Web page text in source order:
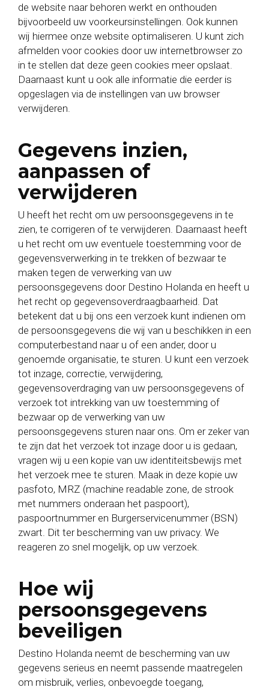
de website naar behoren werkt en onthouden
bijvoorbeeld uw voorkeursinstellingen. Ook kunnen
wij hiermee onze website optimaliseren. U kunt zich
afmelden voor cookies door uw internetbrowser zo
in te stellen dat deze geen cookies meer opslaat.
Daarnaast kunt u ook alle informatie die eerder is
opgeslagen via de instellingen van uw browser
verwijderen.
Gegevens inzien,
aanpassen of
verwijderen
U heeft het recht om uw persoonsgegevens in te
zien, te corrigeren of te verwijderen. Daarnaast heeft
u het recht om uw eventuele toestemming voor de
gegevensverwerking in te trekken of bezwaar te
maken tegen de verwerking van uw
persoonsgegevens door Destino Holanda en heeft u
het recht op gegevensoverdraagbaarheid. Dat
betekent dat u bij ons een verzoek kunt indienen om
de persoonsgegevens die wij van u beschikken in een
computerbestand naar u of een ander, door u
genoemde organisatie, te sturen. U kunt een verzoek
tot inzage, correctie, verwijdering,
gegevensoverdraging van uw persoonsgegevens of
verzoek tot intrekking van uw toestemming of
bezwaar op de verwerking van uw
persoonsgegevens sturen naar ons. Om er zeker van
te zijn dat het verzoek tot inzage door u is gedaan,
vragen wij u een kopie van uw identiteitsbewijs met
het verzoek mee te sturen. Maak in deze kopie uw
pasfoto, MRZ (machine readable zone, de strook
met nummers onderaan het paspoort),
paspoortnummer en Burgerservicenummer (BSN)
zwart. Dit ter bescherming van uw privacy. We
reageren zo snel mogelijk, op uw verzoek.
Hoe wij
persoonsgegevens
beveiligen
Destino Holanda neemt de bescherming van uw
gegevens serieus en neemt passende maatregelen
om misbruik, verlies, onbevoegde toegang,